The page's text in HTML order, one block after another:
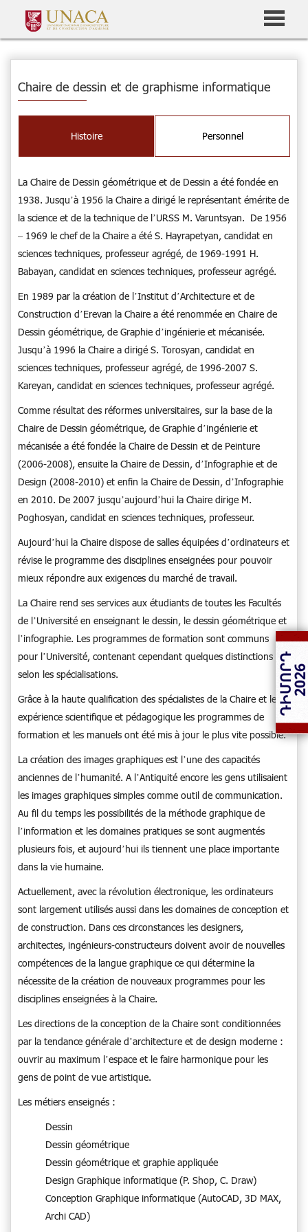
Chaire de dessin et de graphisme informatique
Histoire Personnel
La Chaire de Dessin géométrique et de Dessin a été fondée en
1938. Jusqu’à 1956 la Chaire a dirigé le représentant émérite de
la science et de la technique de l’URSS M. Varuntsyan. De 1956
– 1969 le chef de la Chaire a été S. Hayrapetyan, candidat en
sciences techniques, professeur agrégé, de 1969-1991 H.
Babayan, candidat en sciences techniques, professeur agrégé.
En 1989 par la création de l’Institut d’Architecture et de
Construction d’Erevan la Chaire a été renommée en Chaire de
Dessin géométrique, de Graphie d’ingénierie et mécanisée.
Jusqu’à 1996 la Chaire a dirigé S. Torosyan, candidat en
sciences techniques, professeur agrégé, de 1996-2007 S.
Kareyan, candidat en sciences techniques, professeur agrégé.
Comme résultat des réformes universitaires, sur la base de la
Chaire de Dessin géométrique, de Graphie d’ingénierie et
mécanisée a été fondée la Chaire de Dessin et de Peinture
(2006-2008), ensuite la Chaire de Dessin, d’Infographie et de
Design (2008-2010) et enfin la Chaire de Dessin, d’Infographie
en 2010. De 2007 jusqu’aujourd’hui la Chaire dirige M.
Poghosyan, candidat en sciences techniques, professeur.
Aujourd’hui la Chaire dispose de salles équipées d’ordinateurs et
révise le programme des disciplines enseignées pour pouvoir
mieux répondre aux exigences du marché de travail.
La Chaire rend ses services aux étudiants de toutes les Facultés
de l’Université en enseignant le dessin, le dessin géométrique et
l’infographie. Les programmes de formation sont communs
pour l’Université, contenant cependant quelques distinctions
selon les spécialisations.
Grâce à la haute qualification des spécialistes de la Chaire et leur
expérience scientifique et pédagogique les programmes de
formation et les manuels ont été mis à jour le plus vite possible.
La création des images graphiques est l’une des capacités
anciennes de l’humanité. A l’Antiquité encore les gens utilisaient
les images graphiques simples comme outil de communication.
Au fil du temps les possibilités de la méthode graphique de
l’information et les domaines pratiques se sont augmentés
plusieurs fois, et aujourd’hui ils tiennent une place importante
dans la vie humaine.
Actuellement, avec la révolution électronique, les ordinateurs
sont largement utilisés aussi dans les domaines de conception et
de construction. Dans ces circonstances les designers,
architectes, ingénieurs-constructeurs doivent avoir de nouvelles
compétences de la langue graphique ce qui détermine la
nécessite de la création de nouveaux programmes pour les
disciplines enseignées à la Chaire.
Les directions de la conception de la Chaire sont conditionnées
par la tendance générale d’architecture et de design moderne :
ouvrir au maximum l’espace et le faire harmonique pour les
gens de point de vue artistique.
Les métiers enseignés :
Dessin
Dessin géométrique
Dessin géométrique et graphie appliquée
Design Graphique informatique (P. Shop, C. Draw)
Conception Graphique informatique (AutoCAD, 3D MAX,
Archi CAD)